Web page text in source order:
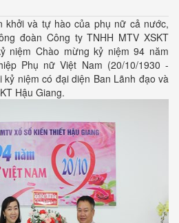
khởi và tự hào của phụ nữ cả nước,
đoàn Công ty TNHH MTV XSKT
niệm Chào mừng kỷ niệm 94 năm
Phụ nữ Việt Nam (20/10/1930 -
niệm có đại diện Ban Lãnh đạo và
Hậu Giang.